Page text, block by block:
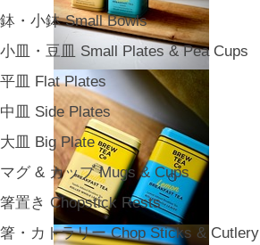
鉢・小鉢 Small Bowls
小皿・豆皿 Small Plates & Pea Cups
平皿 Flat Plates
中皿 Side Plates
大皿 Big Plate
マグ & カップ Mugs & Cups
箸置き Chopstick Rests
箸・カトラリー Chop Sticks & Cutlery